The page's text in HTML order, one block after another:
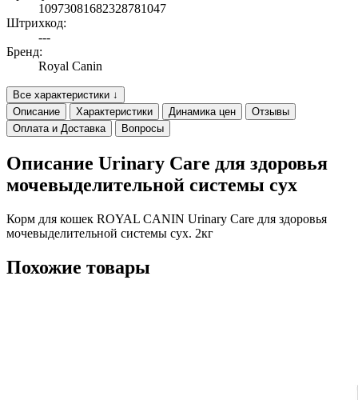
10973081682328781047
Штрихкод:
---
Бренд:
Royal Canin
Все характеристики ↓
Описание
Характеристики Динамика цен
Отзывы
Оплата и Доставка
Вопросы
Описание Urinary Care для здоровья
мочевыделительной системы сух
Корм для кошек ROYAL CANIN Urinary Care для здоровья
мочевыделительной системы сух. 2кг
Похожие товары